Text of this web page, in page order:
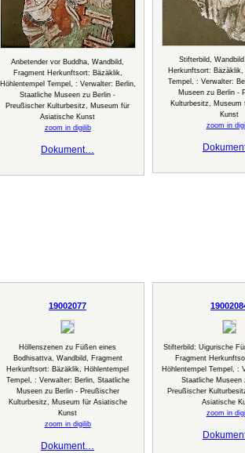
Anbetender vor Buddha, Wandbild,
Fragment Herkunftsort: Bäzäklik,
Höhlentempel Tempel, : Verwalter: Berlin,
Staatliche Museen zu Berlin -
Preußischer Kulturbesitz, Museum für
Asiatische Kunst
zoom in digilib
Dokument…
Stifterbild,
Herkunftsort: Bäzäklik,
Tempel, : Verwalter:
Museen zu Berlin -
Kulturbesitz, Museum
Kunst
zoom in
19002077
Höllenszenen zu Füßen eines
Bodhisattva, Wandbild, Fragment
Herkunftsort: Bäzäklik, Höhlentempel
Tempel, : Verwalter: Berlin, Staatliche
Museen zu Berlin - Preußischer
Kulturbesitz, Museum für Asiatische
Kunst
zoom in digilib
Dokument…
Stifterbild: Uigurische
Fragment
Höhlentempel Tempel, :
Staatliche Museen
Preußischer
Asiatische
zoom in